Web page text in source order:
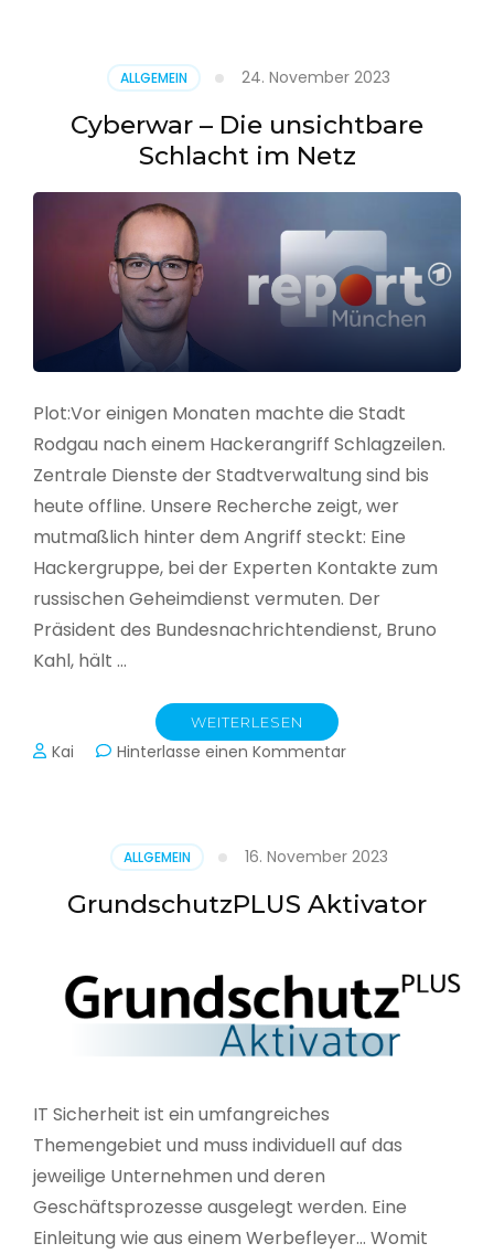
ALLGEMEIN 24. November 2023
Cyberwar – Die unsichtbare
Schlacht im Netz
Plot:Vor einigen Monaten machte die Stadt
Rodgau nach einem Hackerangriff Schlagzeilen.
Zentrale Dienste der Stadtverwaltung sind bis
heute offline. Unsere Recherche zeigt, wer
mutmaßlich hinter dem Angriff steckt: Eine
Hackergruppe, bei der Experten Kontakte zum
russischen Geheimdienst vermuten. Der
Präsident des Bundesnachrichtendienst, Bruno
Kahl, hält …
WEITERLESEN
Kai Hinterlasse einen Kommentarzu
Schlacht
im
Netz
ALLGEMEIN 16. November 2023
GrundschutzPLUS Aktivator
IT Sicherheit ist ein umfangreiches
Themengebiet und muss individuell auf das
jeweilige Unternehmen und deren
Geschäftsprozesse ausgelegt werden. Eine
Einleitung wie aus einem Werbefleyer… Womit